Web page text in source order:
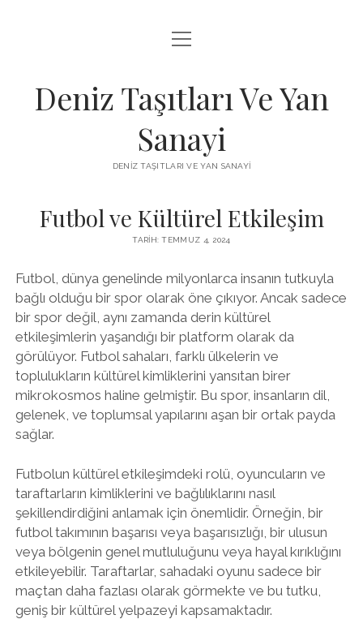
FACEBOOK TAKIPÇI KAZANMA ŞIFRESIZ
INSTAGRAM BOT SILME
LISTE
menüyü
aç
Deniz Taşıtları Ve Yan
Sanayi
DENIZ TAŞITLARI VE YAN SANAYI
Futbol ve Kültürel Etkileşim
TARIH: TEMMUZ 4, 2024
Futbol, dünya genelinde milyonlarca insanın tutkuyla
bağlı olduğu bir spor olarak öne çıkıyor. Ancak sadece
bir spor değil, aynı zamanda derin kültürel
etkileşimlerin yaşandığı bir platform olarak da
görülüyor. Futbol sahaları, farklı ülkelerin ve
toplulukların kültürel kimliklerini yansıtan birer
mikrokosmos haline gelmiştir. Bu spor, insanların dil,
gelenek, ve toplumsal yapılarını aşan bir ortak payda
sağlar.
Futbolun kültürel etkileşimdeki rolü, oyuncuların ve
taraftarların kimliklerini ve bağlılıklarını nasıl
şekillendirdiğini anlamak için önemlidir. Örneğin, bir
futbol takımının başarısı veya başarısızlığı, bir ulusun
veya bölgenin genel mutluluğunu veya hayal kırıklığını
etkileyebilir. Taraftarlar, sahadaki oyunu sadece bir
maçtan daha fazlası olarak görmekte ve bu tutku,
geniş bir kültürel yelpazeyi kapsamaktadır.